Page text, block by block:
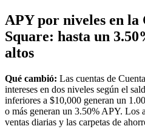
APY por niveles en la
Square: hasta un
altos
Qué cambió: Las cuentas de
intereses en dos niveles según el
inferiores a $10,000 generan un
o más generan un 3.50% APY. Los
ventas diarias y las carpetas de